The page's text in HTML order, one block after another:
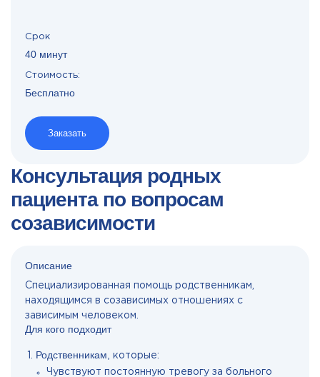
Срок
40 минут
Стоимость:
Бесплатно
Заказать
Консультация родных
пациента по вопросам
созависимости
Описание
Специализированная помощь родственникам,
находящимся в созависимых отношениях с
зависимым человеком.
Для кого подходит
Родственникам,
которые:
Чувствуют постоянную тревогу за больного